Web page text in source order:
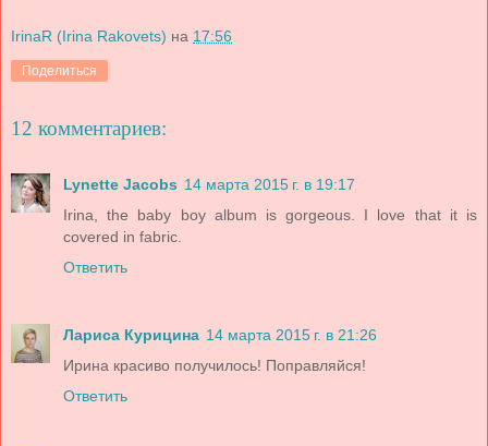
IrinaR (Irina Rakovets) на 17:56
Поделиться
12 комментариев:
Lynette Jacobs 14 марта 2015 г. в 19:17
Irina, the baby boy album is gorgeous. I love that it is
covered in fabric.
Ответить
Лариса Курицина 14 марта 2015 г. в 21:26
Ирина красиво получилось! Поправляйся!
Ответить